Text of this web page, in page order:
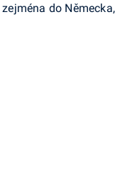
do Německa,